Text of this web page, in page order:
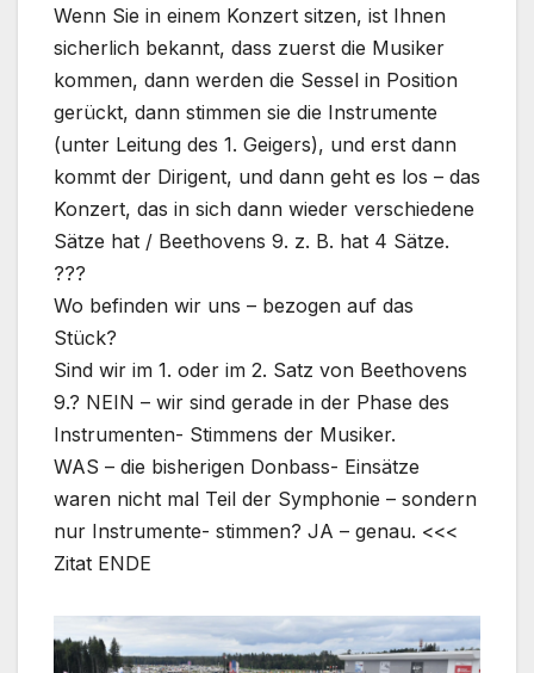
Wenn Sie in einem Konzert sitzen, ist Ihnen
sicherlich bekannt, dass zuerst die Musiker
kommen, dann werden die Sessel in Position
gerückt, dann stimmen sie die Instrumente
(unter Leitung des 1. Geigers), und erst dann
kommt der Dirigent, und dann geht es los – das
Konzert, das in sich dann wieder verschiedene
Sätze hat / Beethovens 9. z. B. hat 4 Sätze.
???
Wo befinden wir uns – bezogen auf das
Stück?
Sind wir im 1. oder im 2. Satz von Beethovens
9.? NEIN – wir sind gerade in der Phase des
Instrumenten- Stimmens der Musiker.
WAS – die bisherigen Donbass- Einsätze
waren nicht mal Teil der Symphonie – sondern
nur Instrumente- stimmen? JA – genau. <<<
Zitat ENDE